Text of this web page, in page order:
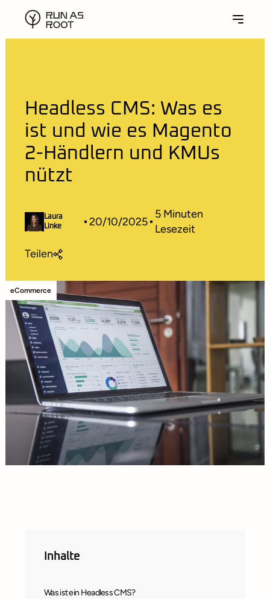
Headless CMS: Was es
ist und wie es Magento
2-Händlern und KMUs
nützt
Laura
Linke
20/10/2025
5 Minuten
Lesezeit
Teilen
eCommerce
Inhalte
Was ist ein Headless CMS?